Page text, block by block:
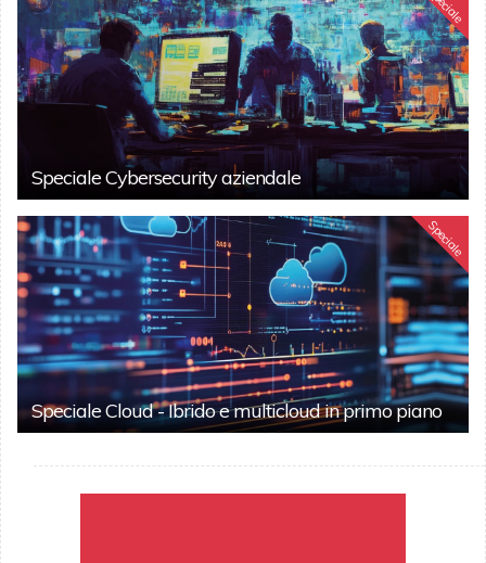
Speciale Cybersecurity aziendale
Speciale
Speciale Cloud - Ibrido e multicloud in primo piano